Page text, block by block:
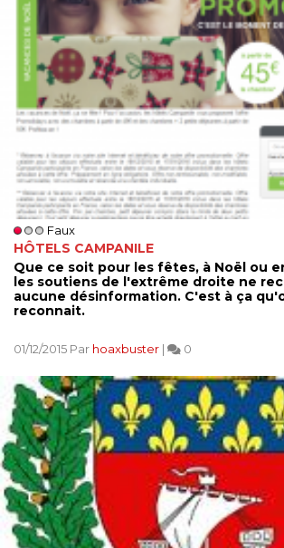
Faux
HÔTELS CAMPANILE
Que ce soit pour les fêtes, à Noël ou
les soutiens de l'extrême droite ne
aucune désinformation. C'est à ça
reconnait.
01/12/2015 Par hoaxbuster | 0